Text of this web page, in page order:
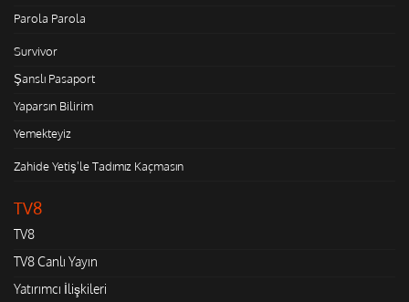
Parola Parola
Survivor
Şanslı Pasaport
Yaparsın Bilirim
Yemekteyiz
Zahide Yetiş'le Tadımız Kaçmasın
TV8
TV8
TV8 Canlı Yayın
Yatırımcı İlişkileri